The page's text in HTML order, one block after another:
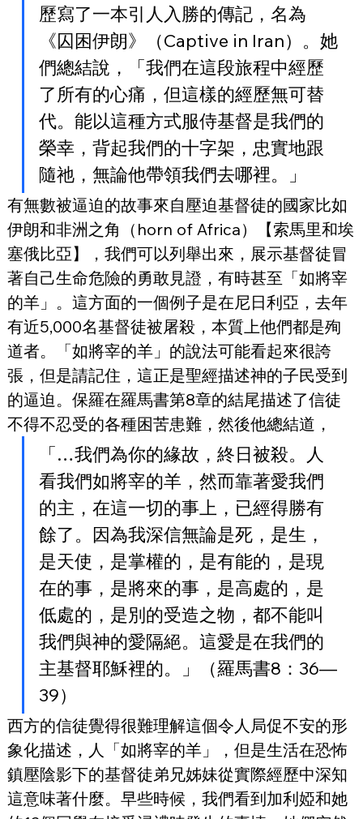
歷寫了一本引人入勝的傳記，名為
《囚困伊朗》（Captive in Iran）。她
們總結說，「我們在這段旅程中經歷
了所有的心痛，但這樣的經歷無可替
代。能以這種方式服侍基督是我們的
榮幸，背起我們的十字架，忠實地跟
隨祂，無論他帶領我們去哪裡。」
有無數被逼迫的故事來自壓迫基督徒的國家比如
伊朗和非洲之角（horn of Africa）【索馬里和埃
塞俄比亞】，我們可以列舉出來，展示基督徒冒
著自己生命危險的勇敢見證，有時甚至「如將宰
的羊」。這方面的一個例子是在尼日利亞，去年
有近5,000名基督徒被屠殺，本質上他們都是殉
道者。「如將宰的羊」的說法可能看起來很誇
張，但是請記住，這正是聖經描述神的子民受到
的逼迫。保羅在羅馬書第8章的結尾描述了信徒
不得不忍受的各種困苦患難，然後他總結道，
「…我們為你的緣故，終日被殺。人
看我們如將宰的羊，然而靠著愛我們
的主，在這一切的事上，已經得勝有
餘了。因為我深信無論是死，是生，
是天使，是掌權的，是有能的，是現
在的事，是將來的事，是高處的，是
低處的，是別的受造之物，都不能叫
我們與神的愛隔絕。這愛是在我們的
主基督耶穌裡的。」（羅馬書8：36—
39）
西方的信徒覺得很難理解這個令人局促不安的形
象化描述，人「如將宰的羊」，但是生活在恐怖
鎮壓陰影下的基督徒弟兄姊妹從實際經歷中深知
這意味著什麼。早些時候，我們看到加利婭和她